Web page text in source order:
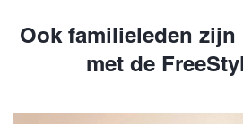
Ook familieleden
met de